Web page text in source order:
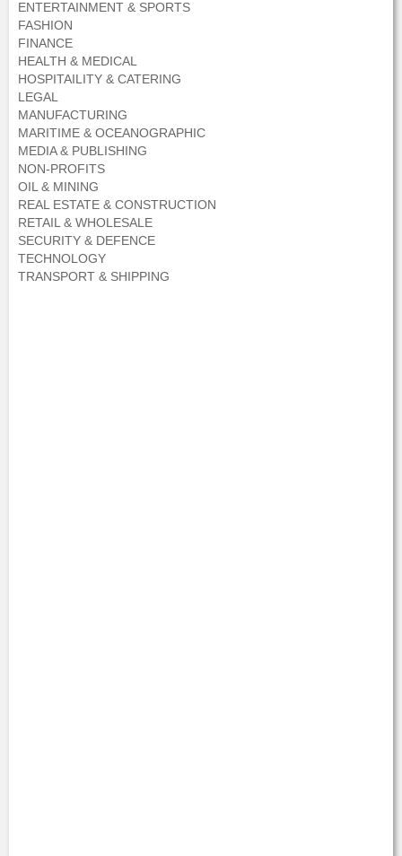
ENTERTAINMENT & SPORTS
FASHION
FINANCE
HEALTH & MEDICAL
HOSPITAILITY & CATERING
LEGAL
MANUFACTURING
MARITIME & OCEANOGRAPHIC
MEDIA & PUBLISHING
NON-PROFITS
OIL & MINING
REAL ESTATE & CONSTRUCTION
RETAIL & WHOLESALE
SECURITY & DEFENCE
TECHNOLOGY
TRANSPORT & SHIPPING